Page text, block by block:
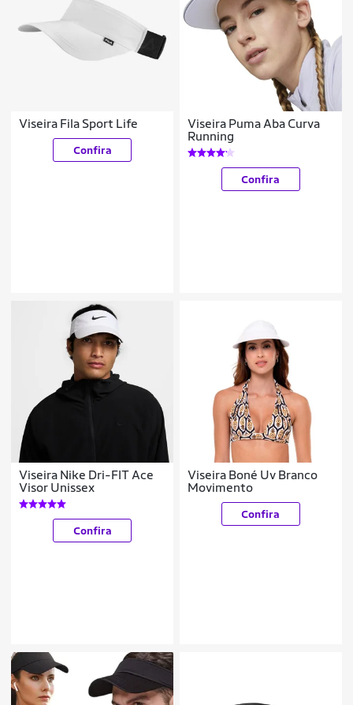
Viseira Fila Sport Life
Confira
Viseira Puma Aba Curva
Running
Confira
Viseira Nike Dri-FIT Ace
Visor Unissex
Confira
Viseira Boné Uv Branco
Movimento
Confira